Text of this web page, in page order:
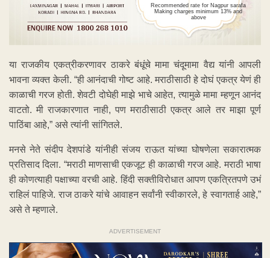
Recommended rate for Nagpur sarafa
Making charges minimum 13% and
above
या राजकीय एकत्रीकरणावर ठाकरे बंधूंचे मामा चंदूमामा वैद्य यांनी आपली
भावना व्यक्त केली. “ही आनंदाची गोष्ट आहे. मराठीसाठी हे दोघं एकत्र येणं ही
काळाची गरज होती. शेवटी दोघेही माझे भाचे आहेत, त्यामुळे मामा म्हणून आनंद
वाटतो. मी राजकारणात नाही, पण मराठीसाठी एकत्र आले तर माझा पूर्ण
पाठिंबा आहे,” असे त्यांनी सांगितले.
मनसे नेते संदीप देशपांडे यांनीही संजय राऊत यांच्या घोषणेला सकारात्मक
प्रतिसाद दिला. “मराठी माणसाची एकजूट ही काळाची गरज आहे. मराठी भाषा
ही कोणत्याही पक्षाच्या वरची आहे. हिंदी सक्तीविरोधात आपण एकत्रितपणे उभं
राहिलं पाहिजे. राज ठाकरे यांचे आवाहन सर्वांनी स्वीकारले, हे स्वागतार्ह आहे,”
असे ते म्हणाले.
ADVERTISEMENT